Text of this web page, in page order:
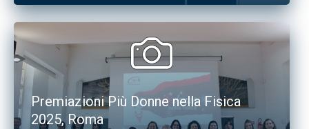
Premiazioni Più Donne nella Fisica
2025, Roma